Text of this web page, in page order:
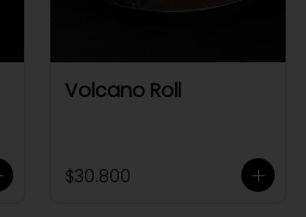
Volcano Roll
$30.800